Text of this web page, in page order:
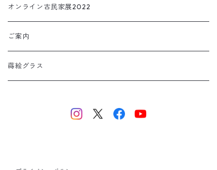
TORIOKI トリオキ
オンライン古民家展2022
ご案内
蒔絵グラス